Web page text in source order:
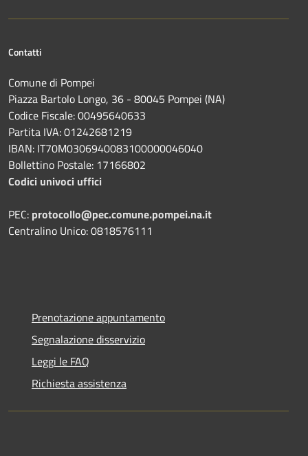
Contatti
Comune di Pompei
Piazza Bartolo Longo, 36 - 80045 Pompei (NA)
Codice Fiscale: 00495640633
Partita IVA: 01242681219
IBAN: IT70M0306940083100000046040
Bollettino Postale: 17166802
Codici univoci uffici
PEC: protocollo@pec.comune.pompei.na.it
Centralino Unico: 0818576111
Prenotazione appuntamento
Segnalazione disservizio
Leggi le FAQ
Richiesta assistenza